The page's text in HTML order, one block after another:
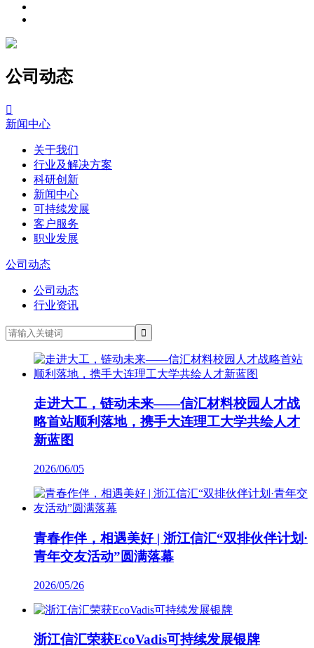
公司动态

新闻中心
关于我们
行业及解决方案
科研创新
新闻中心
可持续发展
客户服务
职业发展
公司动态
公司动态
行业资讯
走进大工，链动未来——信汇材料校园人才战
略首站顺利落地，携手大连理工大学共绘人才
新蓝图
2026/06/05
青春作伴，相遇美好 | 浙江信汇“双排伙伴计划·
青年交友活动”圆满落幕
2026/05/26
浙江信汇荣获EcoVadis可持续发展银牌